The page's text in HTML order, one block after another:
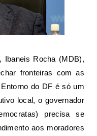
Ibaneis Rocha (MDB),
fronteiras com as
do DF é só um
local, o governador
precisa se
aos moradores